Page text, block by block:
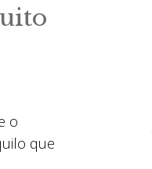
o
que